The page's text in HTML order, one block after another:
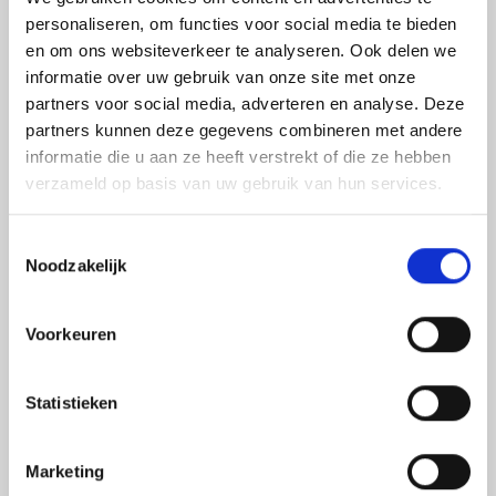
personaliseren, om functies voor social media te bieden
en om ons websiteverkeer te analyseren. Ook delen we
informatie over uw gebruik van onze site met onze
partners voor social media, adverteren en analyse. Deze
partners kunnen deze gegevens combineren met andere
informatie die u aan ze heeft verstrekt of die ze hebben
verzameld op basis van uw gebruik van hun services.
Noodzakelijk
Voorkeuren
Statistieken
Marketing
(+31) 0493 - 69 61 55
info@vinkencaravans.nl
Openingstijden
Showroom & winkel
Telefonisch bereikbaar van dinsdag t/m zaterdag tussen